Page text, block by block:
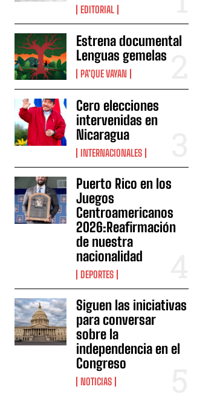
EDITORIAL
Estrena documental
Lenguas gemelas
PA’QUE VAYAN
Cero elecciones
intervenidas en
Nicaragua
INTERNACIONALES
Puerto Rico en los
Juegos
Centroamericanos
2026:Reafirmación
de nuestra
nacionalidad
DEPORTES
Siguen las iniciativas
para conversar
sobre la
independencia en el
Congreso
NOTICIAS